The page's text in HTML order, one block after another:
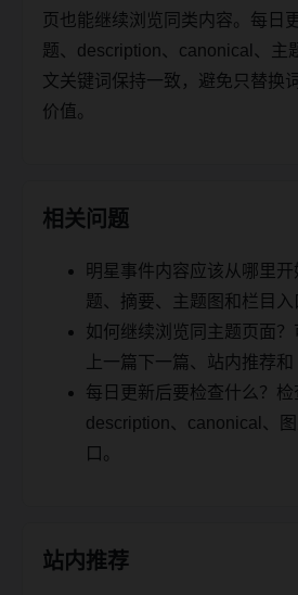
页也能继续浏览同类内容。每日
题、description、canonical、主
文关键词保持一致，避免只替换
价值。
相关问题
明星事件内容应该从哪里
题、摘要、主题图和栏目入
如何继续浏览同主题页面？
上一篇下一篇、站内推荐和
每日更新后要检查什么？检
description、canonical、
口。
站内推荐